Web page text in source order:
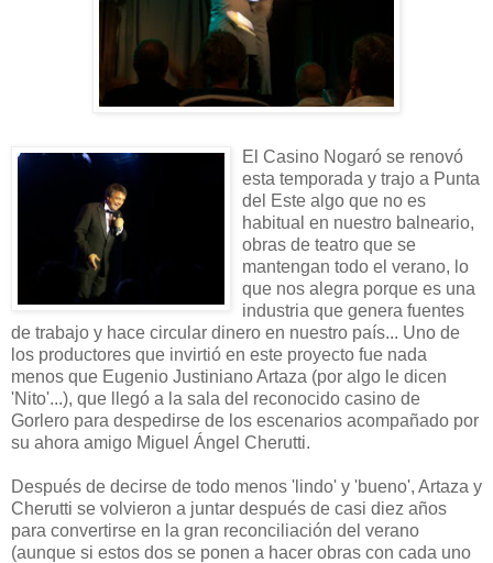
El Casino Nogaró se renovó
esta temporada y trajo a Punta
del Este algo que no es
habitual en nuestro balneario,
obras de teatro que se
mantengan todo el verano, lo
que nos alegra porque es una
industria que genera fuentes
de trabajo y hace circular dinero en nuestro país... Uno de
los productores que invirtió en este proyecto fue nada
menos que Eugenio Justiniano Artaza (por algo le dicen
'Nito'...), que llegó a la sala del reconocido casino de
Gorlero para despedirse de los escenarios acompañado por
su ahora amigo Miguel Ángel Cherutti.
Después de decirse de todo menos 'lindo' y 'bueno', Artaza y
Cherutti se volvieron a juntar después de casi diez años
para convertirse en la gran reconciliación del verano
(aunque si estos dos se ponen a hacer obras con cada uno